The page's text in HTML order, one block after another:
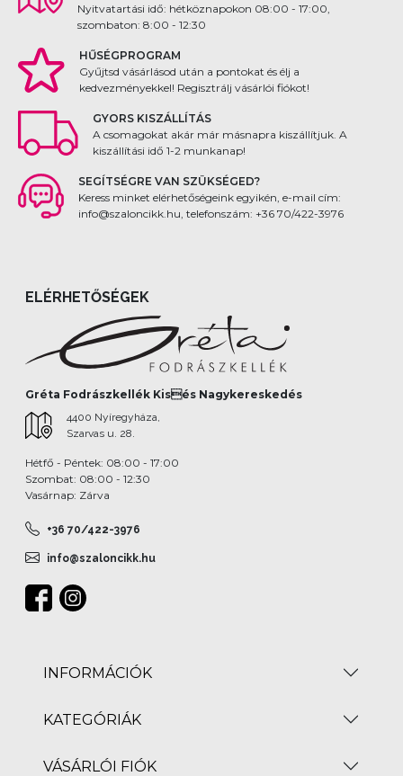
Nyitvatartási idő: hétköznapokon 08:00 - 17:00,
szombaton: 8:00 - 12:30
HŰSÉGPROGRAM
Gyűjtsd vásárlásod után a pontokat és élj a
kedvezményekkel! Regisztrálj vásárlói fiókot!
GYORS KISZÁLLÍTÁS
A csomagokat akár már másnapra kiszállítjuk. A
kiszállítási idő 1-2 munkanap!
SEGÍTSÉGRE VAN SZÜKSÉGED?
Keress minket elérhetőségeink egyikén, e-mail cím:
info@szaloncikk.hu, telefonszám: +36 70/422-3976
ELÉRHETŐSÉGEK
Gréta Fodrászkellék Kisés Nagykereskedés
4400 Nyíregyháza,
Szarvas u. 28.
Hétfő - Péntek: 08:00 - 17:00
Szombat: 08:00 - 12:30
Vasárnap: Zárva
+36 70/422-3976
info@szaloncikk.hu
INFORMÁCIÓK
KATEGÓRIÁK
VÁSÁRLÓI FIÓK